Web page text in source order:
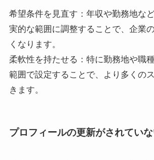
希望条件を見直す：年収や勤務地な
実的な範囲に調整することで、企業
くなります。
柔軟性を持たせる：特に勤務地や職
範囲で設定することで、より多くの
きます。
プロフィールの更新がされてい